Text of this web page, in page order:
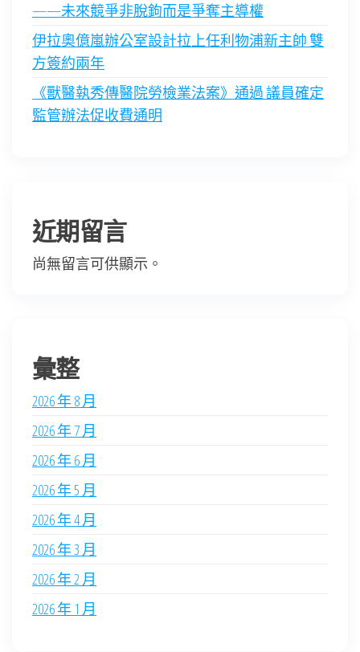
——未來競爭非脫鉤而是爭奪主導權
伊拉奧億嵐辦公室設計拉上任利物浦新主帥 雙
方簽約兩年
《獸醫執秀傳醫院勞檢業法案》通過 議員確定
監管辦法促收費通明
近期留言
尚無留言可供顯示。
彙整
2026 年 8 月
2026 年 7 月
2026 年 6 月
2026 年 5 月
2026 年 4 月
2026 年 3 月
2026 年 2 月
2026 年 1 月